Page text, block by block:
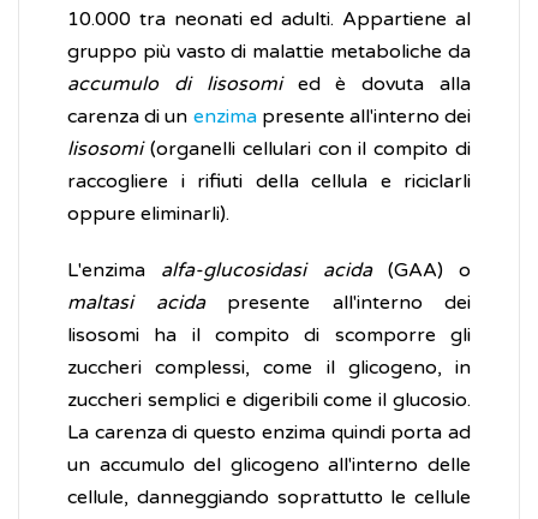
10.000 tra neonati ed adulti. Appartiene al
gruppo più vasto di malattie metaboliche da
accumulo di lisosomied è dovuta alla
carenza di un enzimapresente all'interno dei
lisosomi(organelli cellulari con il compito di
raccogliere i rifiuti della cellula e riciclarli
oppure eliminarli).
L'enzima alfa-glucosidasi acida(GAA) o
maltasi acidapresente all'interno dei
lisosomi ha il compito di scomporre gli
zuccheri complessi, come il glicogeno, in
zuccheri semplici e digeribili come il glucosio.
La carenza di questo enzima quindi porta ad
un accumulo del glicogeno all'interno delle
cellule, danneggiando soprattutto le cellule